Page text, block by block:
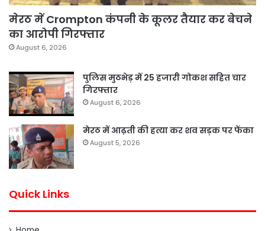
मेरठ में Crompton कंपनी के कूलर तैयार कर बेचने
का आरोपी गिरफ्तार
August 6, 2026
पुलिस मुठभेड़ में 25 हजारी गोकश सहित चार
गिरफ्तार
August 6, 2026
मेरठ में आढ़ती की हत्या कर शव सड़क पर फेंका
August 5, 2026
Quick Links